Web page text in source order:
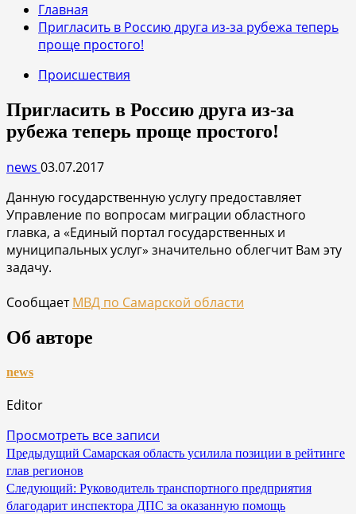
Главная
Пригласить в Россию друга из-за рубежа теперь
проще простого!
Происшествия
Пригласить в Россию друга из-за
рубежа теперь проще простого!
news 03.07.2017
Данную государственную услугу предоставляет
Управление по вопросам миграции областного
главка, а «Единый портал государственных и
муниципальных услуг» значительно облегчит Вам эту
задачу.
СообщаетМВД по Самарской области
Об авторе
news
Editor
Просмотреть все записи
Навигация
по
записям
Предыдущий Самарская область усилила позиции в рейтинге
глав регионов
Следующий: Руководитель транспортного предприятия
благодарит инспектора ДПС за оказанную помощь